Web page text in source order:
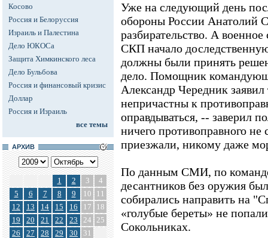
Косово
Россия и Белоруссия
Израиль и Палестина
Дело ЮКОСа
Защита Химкинского леса
Дело Бульбова
Россия и финансовый кризис
Доллар
Россия и Израиль
все темы
АРХИВ
1 2 3
4
5
6 7 8 9 10
11
12
13 14 15 16 17
18
19
20 21 22 23 24 25
26
27 28 29 30 31
Уже на следующий день
обороны России Анатолий
разбирательство. А
СКП начало
должны были принять
дело. Помощник
Александр Чередник
непричастны к
оправдываться, -- заверил
ничего противоправного
приезжали, никому даже
По данным СМИ, по
десантников без оружия
собирались направить на
«голубые береты» не
Сокольниках.